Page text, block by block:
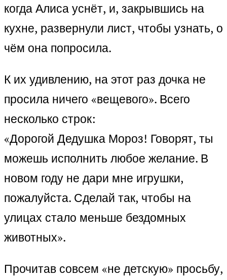
когда Алиса уснёт, и, закрывшись на
кухне, развернули лист, чтобы узнать, о
чём она попросила.
К их удивлению, на этот раз дочка не
просила ничего «вещевого». Всего
несколько строк:
«Дорогой Дедушка Мороз! Говорят, ты
можешь исполнить любое желание. В
новом году не дари мне игрушки,
пожалуйста. Сделай так, чтобы на
улицах стало меньше бездомных
животных».
Прочитав совсем «не детскую» просьбу,